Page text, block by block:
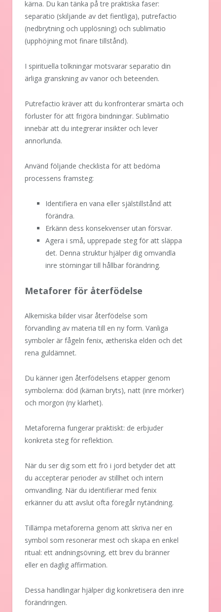
kärna. Du kan tänka på tre praktiska faser:
separatio (skiljande av det fientliga), putrefactio
(nedbrytning och upplösning) och sublimatio
(upphöjning mot finare tillstånd).
I spirituella tolkningar motsvarar separatio din
ärliga granskning av vanor och beteenden.
Putrefactio kräver att du konfronterar smärta och
förluster för att frigöra bindningar. Sublimatio
innebär att du integrerar insikter och lever
annorlunda.
Använd följande checklista för att bedöma
processens framsteg:
Identifiera en vana eller själstillstånd att
förändra.
Erkänn dess konsekvenser utan försvar.
Agera i små, upprepade steg för att släppa
det. Denna struktur hjälper dig omvandla
inre störningar till hållbar förändring.
Metaforer för återfödelse
Alkemiska bilder visar återfödelse som
förvandling av materia till en ny form. Vanliga
symboler är fågeln fenix, ætheriska elden och det
rena guldämnet.
Du känner igen återfödelsens etapper genom
symbolerna: död (kärnan bryts), natt (inre mörker)
och morgon (ny klarhet).
Metaforerna fungerar praktiskt: de erbjuder
konkreta steg för reflektion.
När du ser dig som ett frö i jord betyder det att
du accepterar perioder av stillhet och intern
omvandling. När du identifierar med fenix
erkänner du att avslut ofta föregår nytändning.
Tillämpa metaforerna genom att skriva ner en
symbol som resonerar mest och skapa en enkel
ritual: ett andningsövning, ett brev du bränner
eller en daglig affirmation.
Dessa handlingar hjälper dig konkretisera den inre
förändringen.